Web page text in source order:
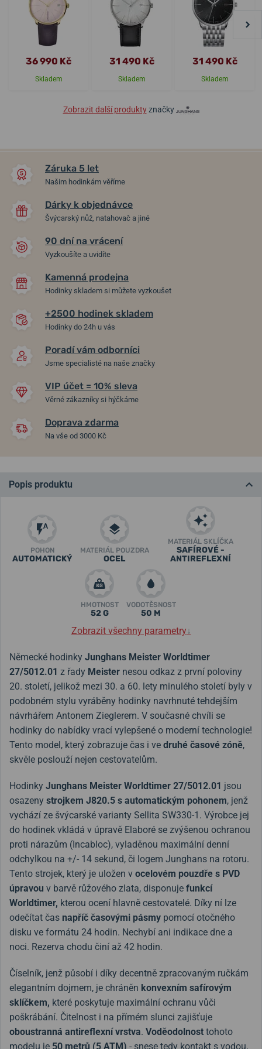
36 990 Kč
Skladem
31 490 Kč
Skladem
31 490 Kč
Skladem
Zobrazit další produktyznačky
Záruka 5 let
Našim hodinkám věříme
Dárky k objednávce
Švýcarský nůž, natahovač a jiné
90 dní na vrácení
Vyzkoušíte a uvidíte
Kamenná prodejna
Hodinky skladem si můžete vyzkoušet
+2500 hodinek skladem
Hodinky do 24h u vás
Poradí vám odborníci
Jsme specialisté na naše značky
VIP účet = 10% sleva
Věrné zákazníky si hýčkáme
Doprava zdarma
Na vše od 3000 Kč
Popis produktu
POHON
AUTOMATICKÝ
MATERIÁL POUZDRA
OCEL
MATERIÁL SKLÍČKA
SAFÍROVÉ -
ANTIREFLEXNÍ
HMOTNOST
52 G
VODOTĚSNOST
50 M
Zobrazit všechny parametry↓
Německé hodinky Junghans Meister Worldtimer
27/5012.01 z řady Meister nesou odkaz z první poloviny
20. století, jelikož mezi 30. a 60. lety minulého století byly v
podobném stylu vyráběny hodinky navrhnuté tehdejším
návrhářem Antonem Zieglerem. V současné chvíli se
hodinky do nabídky vrací vylepšené o moderní technologie!
Tento model, který zobrazuje čas i ve druhé časové zóně,
skvěle poslouží nejen cestovatelům.
Hodinky Junghans Meister Worldtimer 27/5012.01 jsou
osazeny strojkem J820.5 s automatickým pohonem, jenž
vychází ze švýcarské varianty Sellita SW330-1. Výrobce jej
do hodinek vkládá v úpravě Elaboré se zvýšenou ochranou
proti nárazům (Incabloc), vyladěnou maximální denní
odchylkou na +/- 14 sekund, či logem Junghans na rotoru.
Tento strojek, který je uložen v ocelovém pouzdře s PVD
úpravou v barvě růžového zlata, disponuje funkcí
Worldtimer, kterou ocení hlavně cestovatelé. Díky ní lze
odečítat čas napříč časovými pásmy pomocí otočného
disku ve formátu 24 hodin. Nechybí ani indikace dne a
noci. Rezerva chodu činí až 42 hodin.
Číselník, jenž působí i díky decentně zpracovaným ručkám
elegantním dojmem, je chráněn konvexním safírovým
sklíčkem, které poskytuje maximální ochranu vůči
poškrábání. Čitelnost i na přímém slunci zajišťuje
oboustranná antireflexní vrstva. Voděodolnost tohoto
modelu je 50 metrů (5 ATM) - snese tedy kontakt s vodou,